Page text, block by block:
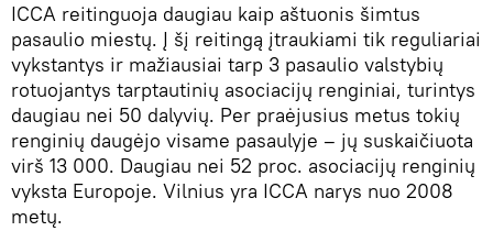
ICCA reitinguoja daugiau kaip aštuonis šimtus
pasaulio miestų. Į šį reitingą įtraukiami tik reguliariai
vykstantys ir mažiausiai tarp 3 pasaulio valstybių
rotuojantys tarptautinių asociacijų renginiai, turintys
daugiau nei 50 dalyvių. Per praėjusius metus tokių
renginių daugėjo visame pasaulyje – jų suskaičiuota
virš 13 000. Daugiau nei 52 proc. asociacijų renginių
vyksta Europoje. Vilnius yra ICCA narys nuo 2008
metų.